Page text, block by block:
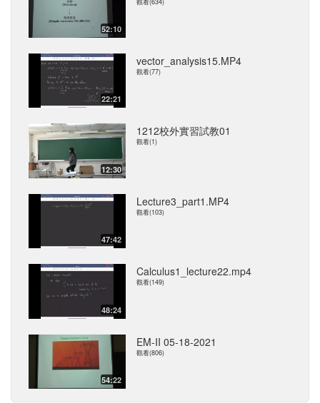
52:10
22:21
vector_analysis15.MP4
觀看(77)
12:30
1212校外實習試教01
觀看(1)
47:42
Lecture3_part1.MP4
觀看(103)
48:24
Calculus1_lecture22.mp4
觀看(149)
54:22
EM-II 05-18-2021
觀看(806)